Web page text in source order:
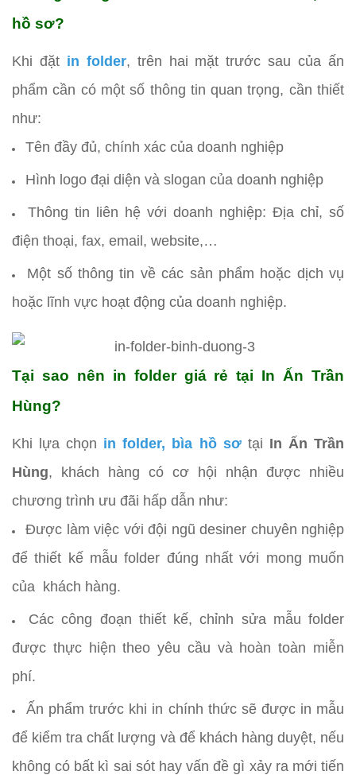
hồ sơ?
Khi đặt in folder, trên hai mặt trước sau của ấn
phẩm cần có một số thông tin quan trọng, cần thiết
như:
Tên đầy đủ, chính xác của doanh nghiệp
Hình logo đại diện và slogan của doanh nghiệp
Thông tin liên hệ với doanh nghiệp: Địa chỉ, số
điện thoại, fax, email, website,…
Một số thông tin về các sản phẩm hoặc dịch vụ
hoặc lĩnh vực hoạt động của doanh nghiệp.
Tại sao nên in folder giá rẻ tại In Ấn Trần
Hùng?
Khi lựa chọn in folder, bìa hồ sơtại In Ấn Trần
Hùng, khách hàng có cơ hội nhận được nhiều
chương trình ưu đãi hấp dẫn như:
Được làm việc với đội ngũ desiner chuyên nghiệp
để thiết kế mẫu folder đúng nhất với mong muốn
của khách hàng.
Các công đoạn thiết kế, chỉnh sửa mẫu folder
được thực hiện theo yêu cầu và hoàn toàn miễn
phí.
Ấn phẩm trước khi in chính thức sẽ được in mẫu
để kiểm tra chất lượng và để khách hàng duyệt, nếu
không có bất kì sai sót hay vấn đề gì xảy ra mới tiến